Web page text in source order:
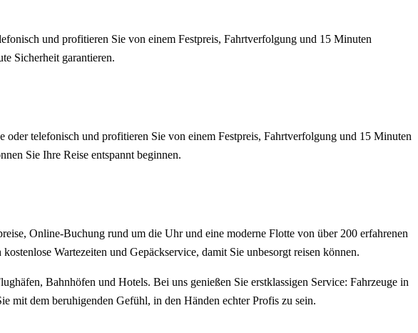
und profitieren Sie von einem Festpreis, Fahrtverfolgung und 15 Minuten
Sicherheit garantieren.
telefonisch und profitieren Sie von einem Festpreis, Fahrtverfolgung und 15 Minuten
Sie Ihre Reise entspannt beginnen.
Online-Buchung rund um die Uhr und eine moderne Flotte von über 200 erfahrenen
Wartezeiten und Gepäckservice, damit Sie unbesorgt reisen können.
Bahnhöfen und Hotels. Bei uns genießen Sie erstklassigen Service: Fahrzeuge in
mit dem beruhigenden Gefühl, in den Händen echter Profis zu sein.